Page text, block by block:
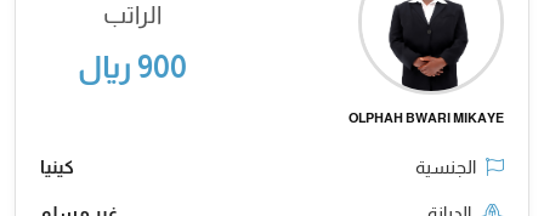
OLPHAH BWARI MIKAYE
الراتب
900 ريال
الجنسية كينيا